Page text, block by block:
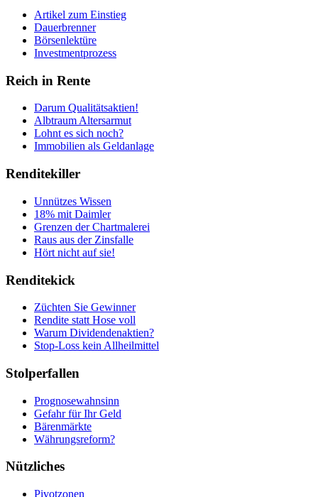
Artikel zum Einstieg
Dauerbrenner
Börsenlektüre
Investmentprozess
Reich in Rente
Darum Qualitätsaktien!
Albtraum Altersarmut
Lohnt es sich noch?
Immobilien als Geldanlage
Renditekiller
Unnützes Wissen
18% mit Daimler
Grenzen der Chartmalerei
Raus aus der Zinsfalle
Hört nicht auf sie!
Renditekick
Züchten Sie Gewinner
Rendite statt Hose voll
Warum Dividendenaktien?
Stop-Loss kein Allheilmittel
Stolperfallen
Prognosewahnsinn
Gefahr für Ihr Geld
Bärenmärkte
Währungsreform?
Nützliches
Pivotzonen